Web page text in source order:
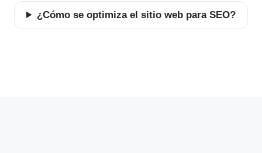
¿Cómo se optimiza el sitio web para SEO?